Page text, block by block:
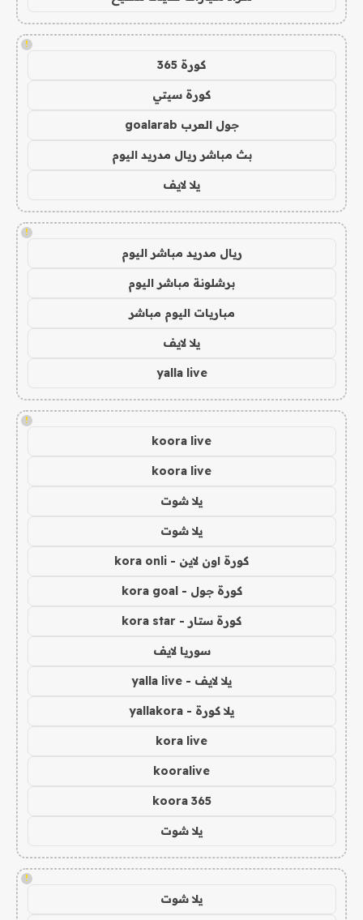
!
كورة 365
كورة سيتي
جول العرب goalarab
بث مباشر ريال مدريد اليوم
يلا لايف
!
ريال مدريد مباشر اليوم
برشلونة مباشر اليوم
مباريات اليوم مباشر
يلا لايف
yalla live
!
koora live
koora live
يلا شوت
يلا شوت
كورة اون لاين - kora onli
كورة جول - kora goal
كورة ستار - kora star
سوريا لايف
يلا لايف - yalla live
يلا كورة - yallakora
kora live
kooralive
koora 365
يلا شوت
!
يلا شوت